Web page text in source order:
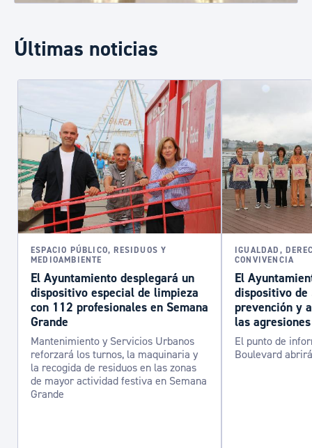
Últimas noticias
ESPACIO PÚBLICO, RESIDUOS Y
MEDIOAMBIENTE
El Ayuntamiento desplegará un
dispositivo especial de limpieza
con 112 profesionales en Semana
Grande
Mantenimiento y Servicios Urbanos
reforzará los turnos, la maquinaria y
la recogida de residuos en las zonas
de mayor actividad festiva en Semana
Grande
IGUALDAD,
CONVIVENCIA
El
dispositivo de
prevención y
las
El punto de
Boulevard